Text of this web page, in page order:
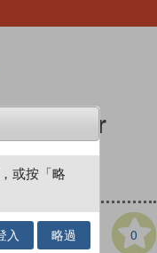
Upper
At The
0
或按「略
入 略過